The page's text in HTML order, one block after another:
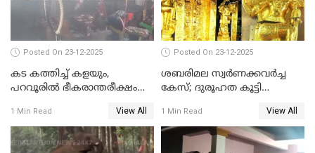
പൊലിഞ്ഞു
Posted On 23-12-2025
കട കത്തിച്ച് കളയും,
പറവൂരില്‍ ഭീകരാന്തരീക്ഷം
1 Min Read View All
Posted On 23-12-2025
ശബരിമല സ്വര്‍ണക്കവര്‍ച്ച
കേസ്; ദുരൂഹത കൂട്ടി
1 Min Read View All